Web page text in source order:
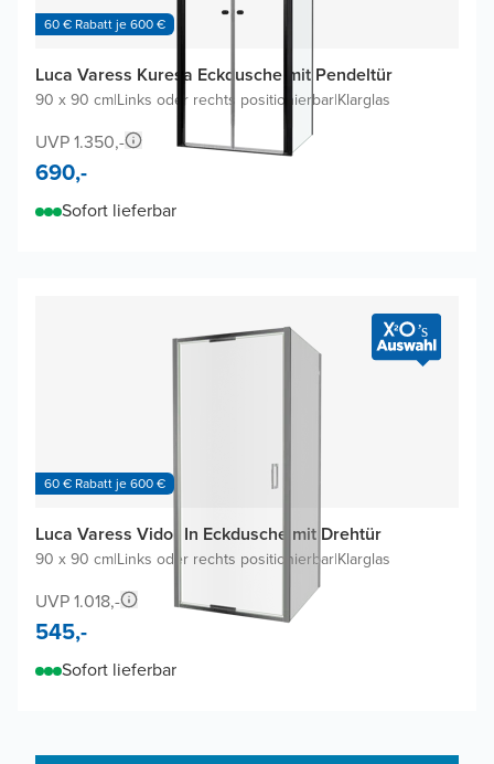
60 € Rabatt je 600 €
Luca Varess Kuresa Eckdusche mit Pendeltür
90 x 90 cm|Links oder rechts positionierbar|Klarglas
UVP 1.350,-
690,-
Sofort lieferbar
60 € Rabatt je 600 €
Luca Varess Vidor In Eckdusche mit Drehtür
90 x 90 cm|Links oder rechts positionierbar|Klarglas
UVP 1.018,-
545,-
Sofort lieferbar